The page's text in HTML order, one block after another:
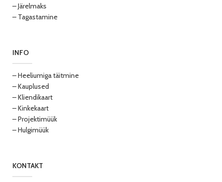
– Järelmaks
– Tagastamine
INFO
– Heeliumiga täitmine
– Kauplused
– Kliendikaart
– Kinkekaart
– Projektimüük
– Hulgimüük
KONTAKT